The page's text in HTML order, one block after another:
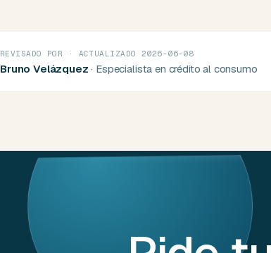
REVISADO POR · ACTUALIZADO 2026-06-08
Bruno Velázquez · Especialista en crédito al consumo